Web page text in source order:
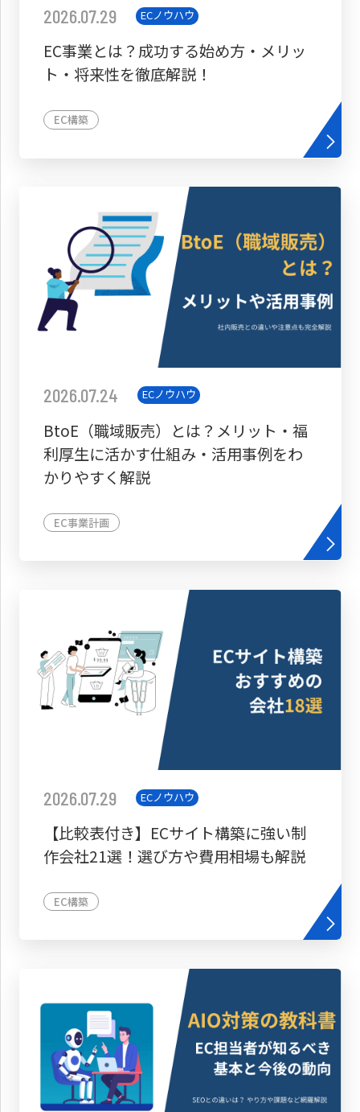
2026.07.29 ECノウハウ
EC事業とは？成功する始め方・メリッ
ト・将来性を徹底解説！
EC構築
2026.07.24 ECノウハウ
BtoE（職域販売）とは？メリット・福
利厚生に活かす仕組み・活用事例をわ
かりやすく解説
EC事業計画
2026.07.29 ECノウハウ
【比較表付き】ECサイト構築に強い制
作会社21選！選び方や費用相場も解説
EC構築